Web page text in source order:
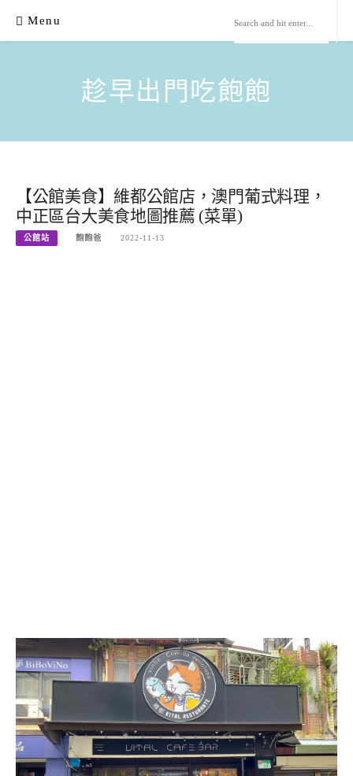
content
Menu
趁早出門吃飽飽
【公館美食】維都公館店，澳門葡式料理，
中正區台大美食地圖推薦 (菜單)
公館站 飽飽爸 2022-11-13